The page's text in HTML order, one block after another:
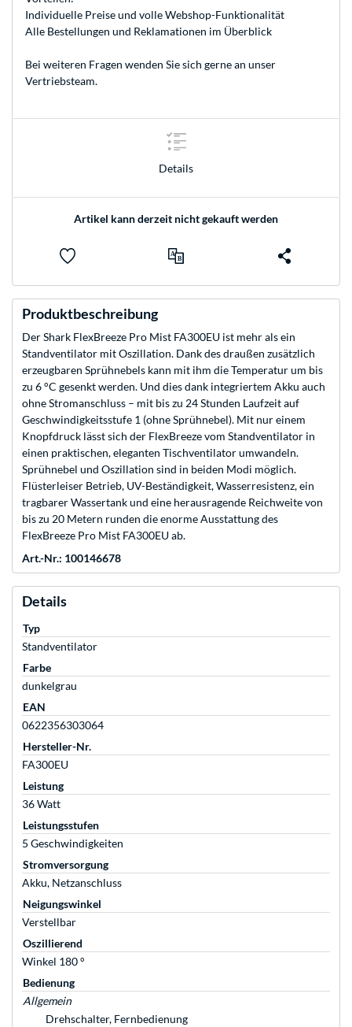
Individuelle Preise und volle Webshop-Funktionalität
Alle Bestellungen und Reklamationen im Überblick
Bei weiteren Fragen wenden Sie sich gerne an unser
Vertriebsteam.
Details
Artikel kann derzeit nicht gekauft werden
Produktbeschreibung
Der Shark FlexBreeze Pro Mist FA300EU ist mehr als ein
Standventilator mit Oszillation. Dank des draußen zusätzlich
erzeugbaren Sprühnebels kann mit ihm die Temperatur um bis
zu 6 °C gesenkt werden. Und dies dank integriertem Akku auch
ohne Stromanschluss – mit bis zu 24 Stunden Laufzeit auf
Geschwindigkeitsstufe 1 (ohne Sprühnebel). Mit nur einem
Knopfdruck lässt sich der FlexBreeze vom Standventilator in
einen praktischen, eleganten Tischventilator umwandeln.
Sprühnebel und Oszillation sind in beiden Modi möglich.
Flüsterleiser Betrieb, UV-Beständigkeit, Wasserresistenz, ein
tragbarer Wassertank und eine herausragende Reichweite von
bis zu 20 Metern runden die enorme Ausstattung des
FlexBreeze Pro Mist FA300EU ab.
Art.-Nr.: 100146678
Details
Typ
Standventilator
Farbe
dunkelgrau
EAN
0622356303064
Hersteller-Nr.
FA300EU
Leistung
36 Watt
Leistungsstufen
5 Geschwindigkeiten
Stromversorgung
Akku, Netzanschluss
Neigungswinkel
Verstellbar
Oszillierend
Winkel 180 °
Bedienung
Allgemein
Drehschalter, Fernbedienung